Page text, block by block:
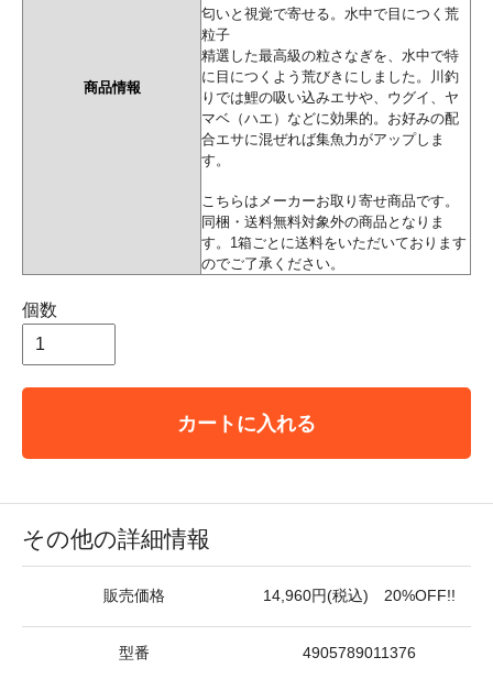
商品情報
匂いと視覚で寄せる。水中で目につく荒
粒子
精選した最高級の粒さなぎを、水中で特
に目につくよう荒びきにしました。川釣
りでは鯉の吸い込みエサや、ウグイ、ヤ
マベ（ハエ）などに効果的。お好みの配
合エサに混ぜれば集魚力がアップしま
す。
こちらはメーカーお取り寄せ商品です。
同梱・送料無料対象外の商品となりま
す。1箱ごとに送料をいただいております
のでご了承ください。
個数
カートに入れる
その他の詳細情報
販売価格 14,960円(税込) 20%OFF!!
型番 4905789011376